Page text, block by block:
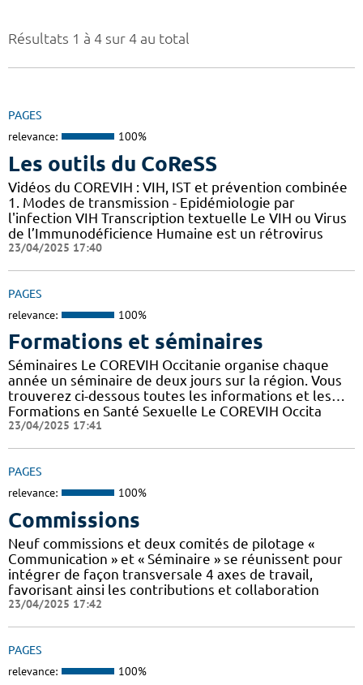
Résultats 1 à 4 sur 4 au total
PAGES
relevance: 100%
Les outils du CoReSS
Vidéos du COREVIH : VIH, IST et prévention combinée
1. Modes de transmission - Epidémiologie par
l'infection VIH Transcription textuelle Le VIH ou Virus
de l’Immunodéficience Humaine est un rétrovirus
23/04/2025 17:40
PAGES
relevance: 100%
Formations et séminaires
Séminaires Le COREVIH Occitanie organise chaque
année un séminaire de deux jours sur la région. Vous
trouverez ci-dessous toutes les informations et les…
Formations en Santé Sexuelle Le COREVIH Occita
23/04/2025 17:41
PAGES
relevance: 100%
Commissions
Neuf commissions et deux comités de pilotage «
Communication » et « Séminaire » se réunissent pour
intégrer de façon transversale 4 axes de travail,
favorisant ainsi les contributions et collaboration
23/04/2025 17:42
PAGES
relevance: 100%